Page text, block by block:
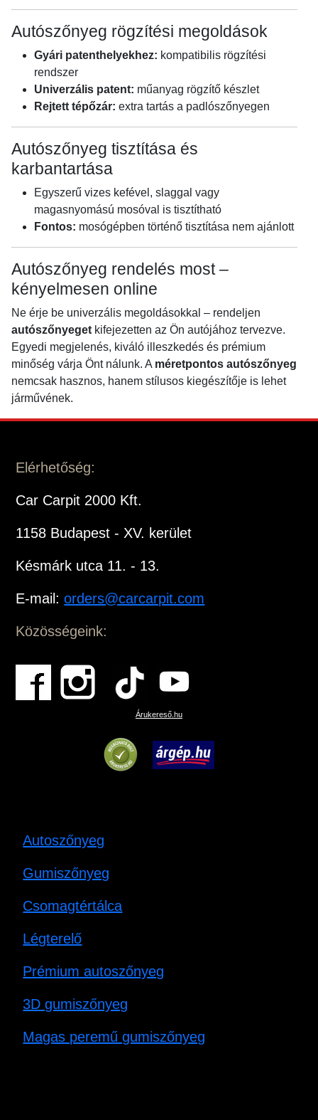
Autószőnyeg rögzítési megoldások
Gyári patenthelyekhez: kompatibilis rögzítési
rendszer
Univerzális patent: műanyag rögzítő készlet
Rejtett tépőzár: extra tartás a padlószőnyegen
Autószőnyeg tisztítása és
karbantartása
Egyszerű vizes kefével, slaggal vagy
magasnyomású mosóval is tisztítható
Fontos: mosógépben történő tisztítása nem ajánlott
Autószőnyeg rendelés most –
kényelmesen online
Ne érje be univerzális megoldásokkal – rendeljen
autószőnyeget kifejezetten az Ön autójához tervezve.
Egyedi megjelenés, kiváló illeszkedés és prémium
minőség várja Önt nálunk. A méretpontos autószőnyeg
nemcsak hasznos, hanem stílusos kiegészítője is lehet
járművének.
Elérhetőség:
Car Carpit 2000 Kft.
1158 Budapest - XV. kerület
Késmárk utca 11. - 13.
E-mail:orders@carcarpit.com
Közösségeink:
Árukereső.hu
Autoszőnyeg
Gumiszőnyeg
Csomagtértálca
Légterelő
Prémium autoszőnyeg
3D gumiszőnyeg
Magas peremű gumiszőnyeg